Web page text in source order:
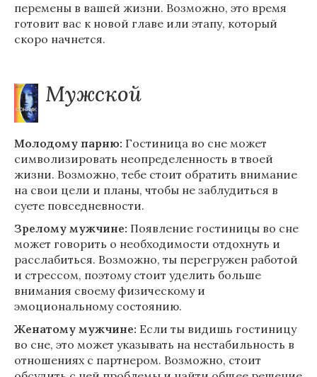
перемены в вашей жизни. Возможно, это время
готовит вас к новой главе или этапу, который
скоро начнется.
Мужской
Молодому парню: Гостиница во сне может
символизировать неопределенность в твоей
жизни. Возможно, тебе стоит обратить внимание
на свои цели и планы, чтобы не заблудиться в
суете повседневности.
Зрелому мужчине: Появление гостиницы во сне
может говорить о необходимости отдохнуть и
расслабиться. Возможно, ты перегружен работой
и стрессом, поэтому стоит уделить больше
внимания своему физическому и
эмоциональному состоянию.
Женатому мужчине: Если ты видишь гостиницу
во сне, это может указывать на нестабильность в
отношениях с партнером. Возможно, стоит